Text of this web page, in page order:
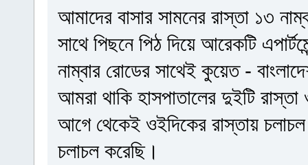
আমাদের বাসার সামনের রাস্তা ১৩
সাথে পিছনে পিঠ দিয়ে আরেকটি
নাম্বার রোডের সাথেই কুয়েত -
আমরা থাকি হাসপাতালের দুইটি রাস্তা
আগে থেকেই ওইদিকের রাস্তায়
চলাচল করেছি।